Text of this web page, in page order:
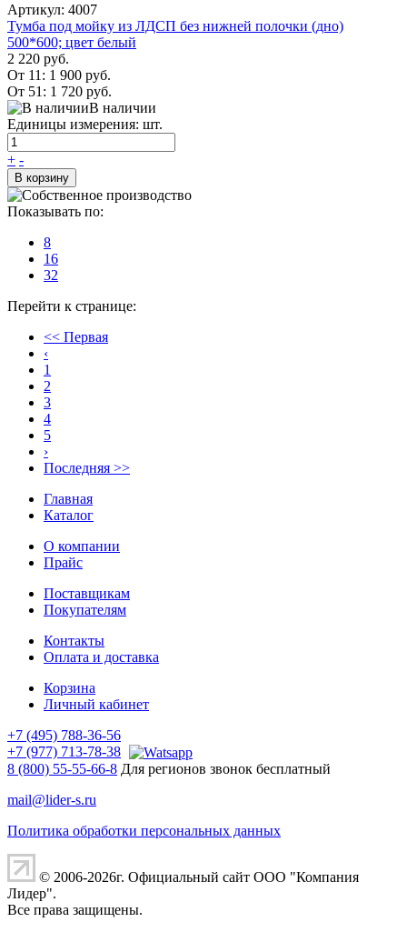
Артикул: 4007
Тумба под мойку из ЛДСП без нижней полочки (дно)
500*600; цвет белый
2 220 руб.
От 11: 1 900 руб.
От 51: 1 720 руб.
В наличии
Единицы измерения: шт.
+ -
В корзину
Показывать по:
8
16
32
Перейти к странице:
<< Первая
‹
1
2
3
4
5
›
Последняя >>
Главная
Каталог
О компании
Прайс
Поставщикам
Покупателям
Контакты
Оплата и доставка
Корзина
Личный кабинет
+7 (495) 788-36-56
+7 (977) 713-78-38
8 (800) 55-55-66-8 Для регионов звонок бесплатный
mail@lider-s.ru
Политика обработки персональных данных
© 2006-2026г. Официальный сайт ООО "Компания
Лидер".
Все права защищены.